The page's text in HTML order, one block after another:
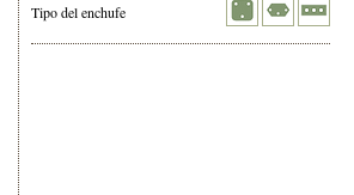
Tipo del enchufe